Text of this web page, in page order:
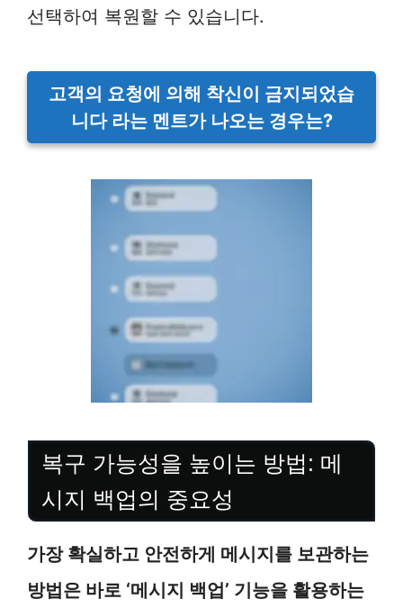
선택하여 복원할 수 있습니다.
고객의 요청에 의해 착신이 금지되었습
니다 라는 멘트가 나오는 경우는?
복구 가능성을 높이는 방법: 메
시지 백업의 중요성
가장 확실하고 안전하게 메시지를 보관하는
방법은 바로 ‘메시지 백업’ 기능을 활용하는